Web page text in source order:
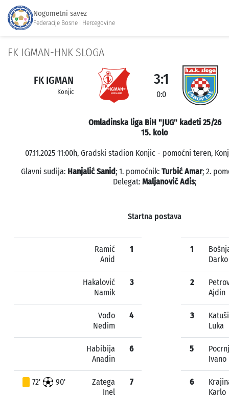
Nogometni savez
Federacije Bosne i Hercegovine
FK IGMAN-HNK SLOGA
FK IGMAN
Konjic
3:1
0:0
Omladinska liga BiH "JUG" kadeti 25/26
15. kolo
07.11.2025 11:00h, Gradski stadion Konjic - pomoćni teren,
Glavni sudija: Hanjalić Sanid; 1. pomoćnik: Turbić Amar; 2.
Delegat: Maljanović Adis;
Startna postava
Ramić
Anid
1
Hakalović
Namik
3
Vođo
Nedim
4
Habibija
Anadin
6
72' 90'
Zatega
Inel
7
1
Darko
2
Ajdin
3
Luka
5
Ivano
6
Karlo